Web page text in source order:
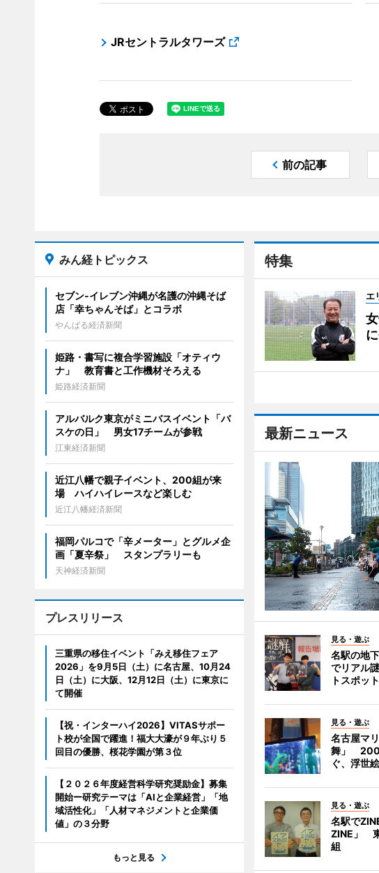
JRセントラルタワーズ
前の記事
特集
エ
最新ニュース
見る・遊ぶ
名駅の地
でリアル
トスポッ
見る・遊ぶ
名古屋マ
舞」 200
ぐ、浮世
見る・遊ぶ
名駅で
ZINE」
組
みん経トピックス
セブン‐イレブン沖縄が名護の沖縄そば
店「幸ちゃんそば」とコラボ
やんばる経済新聞
姫路・書写に複合学習施設「オティウ
ナ」 教育書と工作機材そろえる
姫路経済新聞
アルバルク東京がミニバスイベント「バ
スケの日」 男女17チームが参戦
江東経済新聞
近江八幡で親子イベント、200組が来
場 ハイハイレースなど楽しむ
近江八幡経済新聞
福岡パルコで「辛メーター」とグルメ企
画「夏辛祭」 スタンプラリーも
天神経済新聞
プレスリリース
三重県の移住イベント「みえ移住フェア
2026」を9月5日（土）に名古屋、10月24
日（土）に大阪、12月12日（土）に東京に
て開催
【祝・インターハイ2026】VITASサポー
ト校が全国で躍進！福大大濠が９年ぶり５
回目の優勝、桜花学園が第３位
【２０２６年度経営科学研究奨励金】募集
開始ー研究テーマは「AIと企業経営」「地
域活性化」「人材マネジメントと企業価
値」の３分野
もっと見る